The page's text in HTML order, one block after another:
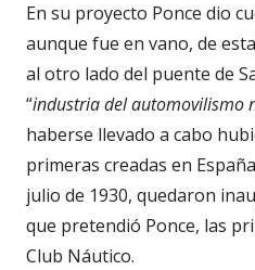
En su proyecto Ponce dio
aunque fue en vano, de
al otro lado del puente de
“industria del automovilismo
haberse llevado a cabo
primeras creadas en
julio de 1930, quedaron
que pretendió Ponce, las
Club Náutico.